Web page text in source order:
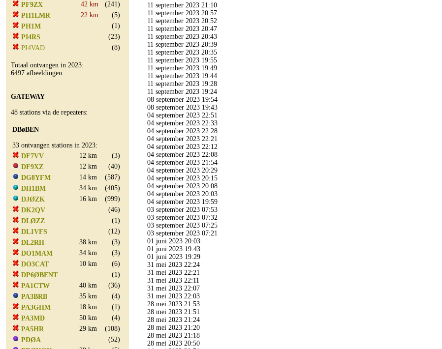
PF9ZX
42 km
(241)
PH1LMR
22 km
(5)
PH1M
(1)
PI4RS
(23)
PI4VAD
(8)
Totaal ontvangen in 2023:
6497 afbeeldingen
GATEWAY
48 stations via de repeaters:
DBøBEN
33 ontvangen stations in 2023:
DF7VV
12 km
(3)
DF9XZ
12 km
(40)
DG8YFM
14 km
(587)
DH1BM
34 km
(405)
DJØZK
16 km
(999)
DK2QV
(46)
DLØZZ
(1)
DL1VFS
(12)
DL2RH
38 km
(3)
DO1MAM
34 km
(3)
DO3CAT
10 km
(6)
DP6ØBENT
(1)
PA1CTW
40 km
(36)
PA3BRB
35 km
(4)
PA3GHM
18 km
(1)
PA3MD
50 km
(4)
PA5HR
29 km
(108)
PDØA
(52)
11 september 2023 21:10
11 september 2023 20:57
11 september 2023 20:52
11 september 2023 20:47
11 september 2023 20:43
11 september 2023 20:39
11 september 2023 20:35
11 september 2023 19:55
11 september 2023 19:49
11 september 2023 19:44
11 september 2023 19:28
11 september 2023 19:24
08 september 2023 19:54
08 september 2023 19:43
04 september 2023 22:51
04 september 2023 22:33
04 september 2023 22:28
04 september 2023 22:21
04 september 2023 22:12
04 september 2023 22:08
04 september 2023 21:54
04 september 2023 20:29
04 september 2023 20:15
04 september 2023 20:08
04 september 2023 20:03
04 september 2023 19:59
03 september 2023 07:53
03 september 2023 07:32
03 september 2023 07:25
03 september 2023 07:21
01 juni 2023 20:03
01 juni 2023 19:43
01 juni 2023 19:29
31 mei 2023 22:24
31 mei 2023 22:21
31 mei 2023 22:11
31 mei 2023 22:07
31 mei 2023 22:03
28 mei 2023 21:53
28 mei 2023 21:51
28 mei 2023 21:24
28 mei 2023 21:20
28 mei 2023 21:18
28 mei 2023 20:50